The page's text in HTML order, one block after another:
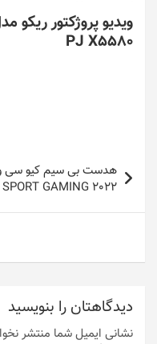
ویدیو پروژکتور ریکو
PJ X5580
نوشتهSPORT GAMING 2022
دیدگاهتان را بنویسید
نشانی ایمیل شما منتشر